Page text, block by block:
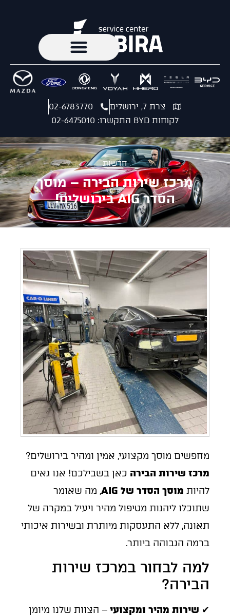
צרת 7, ירושלים
02-6783770
לקוחות BYD התקשרו: 02-6475010
חדשות
מרכז שירות הבירה – מוסך
הסדר AIG בירושלים!
מחפשים מוסך מקצועי, אמין ומהיר בירושלים?
מרכז שירות הבירה כאן בשבילכם! אנו גאים
להיות מוסך הסדר של AIG
, מה שאומר
שתוכלו ליהנות מטיפול מהיר ויעיל במקרה של
תאונה, ללא התעסקות מיותרת ובשירות איכותי
ברמה הגבוהה ביותר.
למה לבחור במרכז שירות
הבירה?
✔ שירות מהיר ומקצועי – הצוות שלנו מיומן